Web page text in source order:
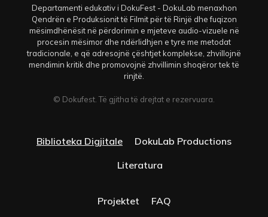
Departamenti edukativ i DokuFest - DokuLab menaxhon
Qendrën e Produksionit të Filmit për të Rinjë dhe fuqizon
mësimdhënësit në përdorimin e mjeteve audio-vizuele në
procesin mësimor dhe ndërlidhjen e tyre me metodat
tradicionale, e që adresojnë çështjet komplekse, zhvillojnë
mendimin kritik dhe promovojnë zhvillimin shoqëror tek të
rinjtë.
© Dokufest. Të gjitha të drejtat e rezervuara.
Biblioteka Digjitale
DokuLab Productions
Literatura
Projektet FAQ